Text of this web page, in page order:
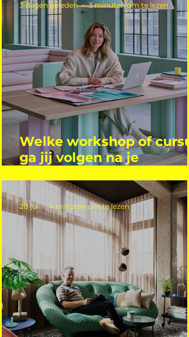
Welke workshop of
ga jij volgen na je
3 dagen geleden 3 minuten om te lezen
28 jul 4 minuten om te lezen